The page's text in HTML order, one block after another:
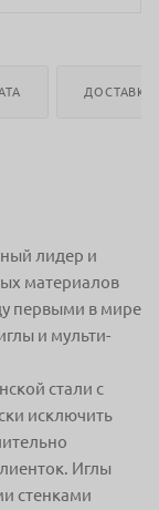
ДОСТАВКА
лидер и
материалов
первыми в мире
и мульти-
стали с
исключить
Иглы
стенками